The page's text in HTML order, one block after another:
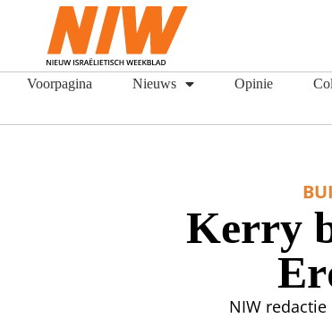
Voorpagina Nieuws Opinie
Kerry
NIW redactie